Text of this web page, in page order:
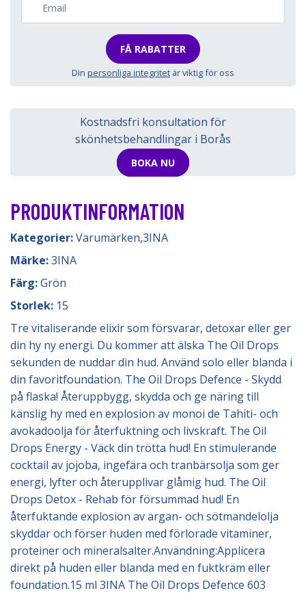
FÅ RABATTER
Din personliga integritet är viktig för oss
Kostnadsfri konsultation för
skönhetsbehandlingar i Borås
BOKA NU
PRODUKTINFORMATION
Kategorier:Varumärken,3INA
Märke:3INA
Färg:Grön
Storlek: 15
Tre vitaliserande elixir som försvarar, detoxar eller ger
din hy ny energi. Du kommer att älska The Oil Drops
sekunden de nuddar din hud. Använd solo eller blanda i
din favoritfoundation. The Oil Drops Defence - Skydd
på flaska! Återuppbygg, skydda och ge näring till
känslig hy med en explosion av monoi de Tahiti- och
avokadoolja för återfuktning och livskraft. The Oil
Drops Energy - Väck din trötta hud! En stimulerande
cocktail av jojoba, ingefära och tranbärsolja som ger
energi, lyfter och återupplivar glåmig hud. The Oil
Drops Detox - Rehab för försummad hud! En
återfuktande explosion av argan- och sötmandelolja
skyddar och förser huden med förlorade vitaminer,
proteiner och mineralsalter.Användning:Applicera
direkt på huden eller blanda med en fuktkräm eller
foundation.15 ml 3INA The Oil Drops Defence 603